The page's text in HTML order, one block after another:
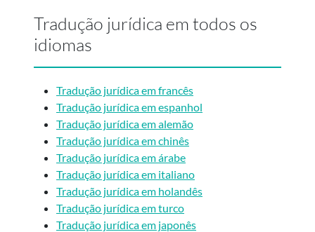
Tradução jurídica em todos os
idiomas
Tradução jurídica em francês
Tradução jurídica em espanhol
Tradução jurídica em alemão
Tradução jurídica em chinês
Tradução jurídica em árabe
Tradução jurídica em italiano
Tradução jurídica em holandês
Tradução jurídica em turco
Tradução jurídica em japonês